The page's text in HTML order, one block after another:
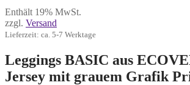
Enthält 19% MwSt.
zzgl. Versand
Lieferzeit: ca. 5-7 Werktage
Leggings BASIC aus
Jersey mit grauem Grafik